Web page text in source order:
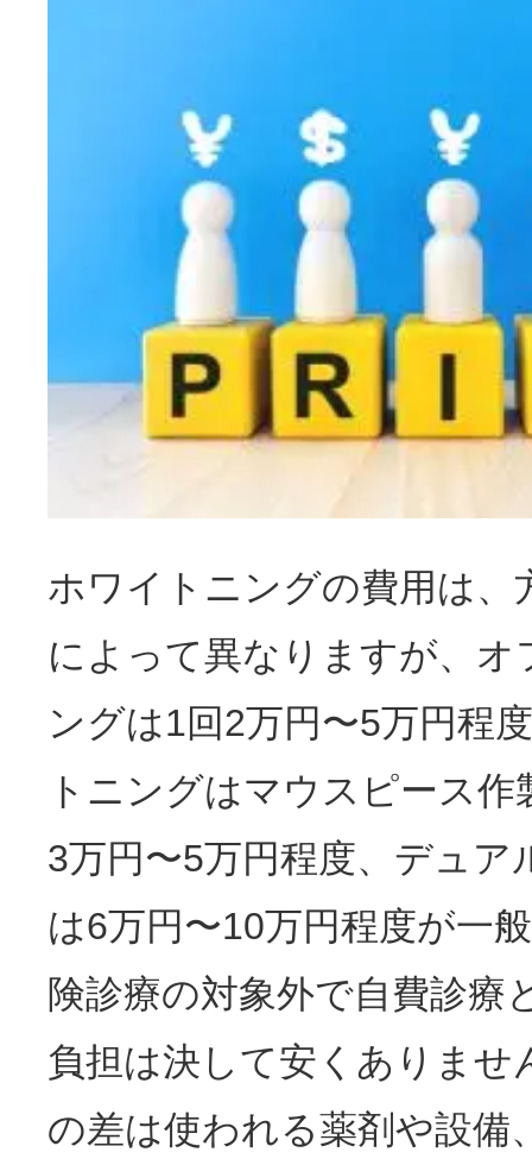
ホワイトニングの費用は、
によって異なりますが、
ングは1回2万円〜5万円程
トニングはマウスピース
3万円〜5万円程度、デュア
は6万円〜10万円程度が一
険診療の対象外で自費診療
負担は決して安くありませ
の差は使われる薬剤や設備